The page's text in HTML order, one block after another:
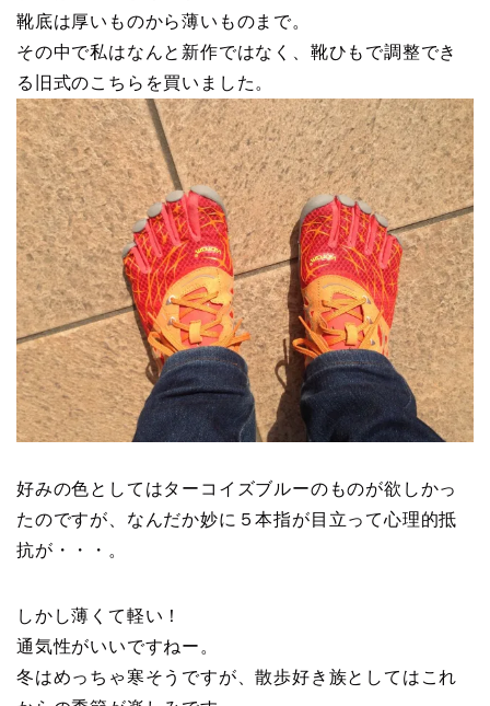
靴底は厚いものから薄いものまで。
その中で私はなんと新作ではなく、靴ひもで調整でき
る旧式のこちらを買いました。
好みの色としてはターコイズブルーのものが欲しかっ
たのですが、なんだか妙に５本指が目立って心理的抵
抗が・・・。
しかし薄くて軽い！
通気性がいいですねー。
冬はめっちゃ寒そうですが、散歩好き族としてはこれ